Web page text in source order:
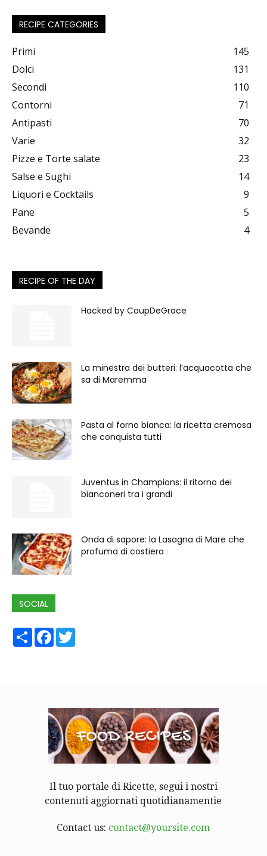
RECIPE CATEGORIES
Primi
145
Dolci
131
Secondi
110
Contorni
71
Antipasti
70
Varie
32
Pizze e Torte salate
23
Salse e Sughi
14
Liquori e Cocktails
9
Pane
5
Bevande
4
RECIPE OF THE DAY
Hacked by CoupDeGrace
La minestra dei butteri: l’acquacotta che
sa di Maremma
Pasta al forno bianca: la ricetta cremosa
che conquista tutti
Juventus in Champions: il ritorno dei
bianconeri tra i grandi
Onda di sapore: la Lasagna di Mare che
profuma di costiera
SOCIAL
ShareFacebook
Il tuo portale di Ricette, segui i nostri
contenuti aggiornati quotidianamentie
Contact us: contact@yoursite.com